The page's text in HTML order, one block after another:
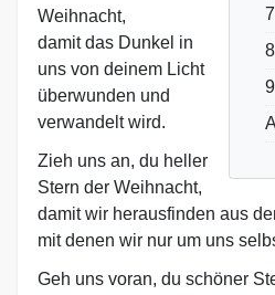
Weihnacht,
damit das Dunkel in
uns von deinem Licht
überwunden und
verwandelt wird.
Zieh uns an, du heller
Stern der Weihnacht,
damit wir herausfinden aus
mit denen wir nur um uns
Geh uns voran, du schöner